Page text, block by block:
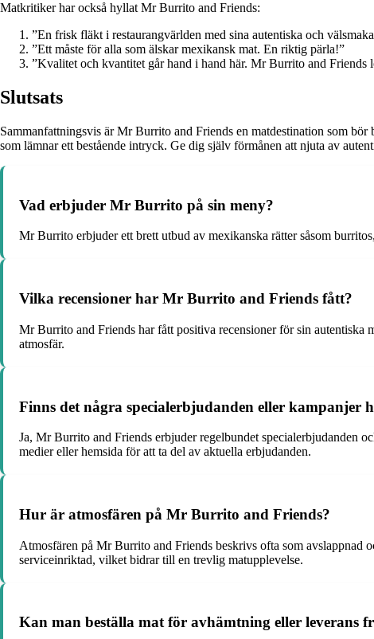
Matkritiker har också hyllat Mr Burrito and Friends:
”En frisk fläkt i restaurangvärlden med sina autentiska och
”Ett måste för alla som älskar mexikansk mat. En riktig pärla!”
”Kvalitet och kvantitet går hand i hand här. Mr Burrito and Friends
Slutsats
Sammanfattningsvis är Mr Burrito and Friends en matdestination som
som lämnar ett bestående intryck. Ge dig själv förmånen att njuta av
Vad erbjuder Mr Burrito på sin meny?
Mr Burrito erbjuder ett brett utbud av mexikanska rätter såsom
Vilka recensioner har Mr Burrito and Friends fått?
Mr Burrito and Friends har fått positiva recensioner för sin autentiska
atmosfär.
Finns det några specialerbjudanden eller kampanjer
Ja, Mr Burrito and Friends erbjuder regelbundet specialerbjudanden
medier eller hemsida för att ta del av aktuella erbjudanden.
Hur är atmosfären på Mr Burrito and Friends?
Atmosfären på Mr Burrito and Friends beskrivs ofta som avslappnad
serviceinriktad, vilket bidrar till en trevlig matupplevelse.
Kan man beställa mat för avhämtning eller leverans